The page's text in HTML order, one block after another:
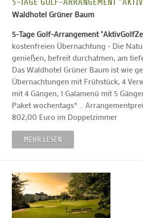
Waldhotel Grüner Baum
5-Tage Golf-Arrangement
kostenfreien Übernachtung - Die
genießen, befreit durchatmen, am
Das Waldhotel Grüner Baum ist wie
Übernachtungen mit Frühstück, 4
mit 4 Gängen, 1 Galamenü mit 5
Paket wochentags* ..
802,00 Euro im Doppelzimmer
MEHR LESEN